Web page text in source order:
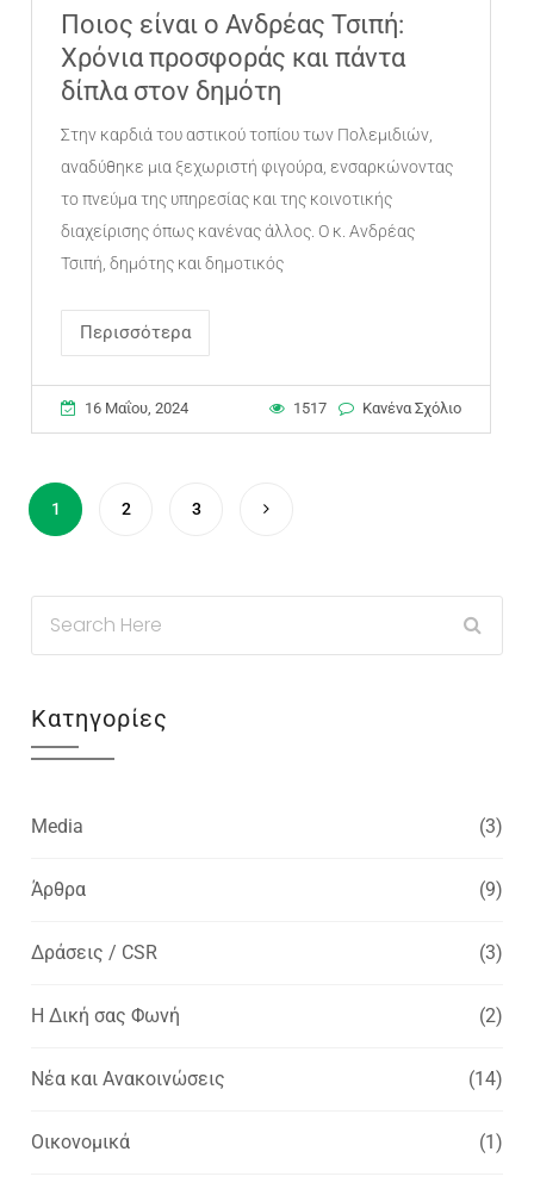
Ποιος είναι ο Ανδρέας Τσιπή:
Χρόνια προσφοράς και πάντα
δίπλα στον δημότη
Στην καρδιά του αστικού τοπίου των Πολεμιδιών,
αναδύθηκε μια ξεχωριστή φιγούρα, ενσαρκώνοντας
το πνεύμα της υπηρεσίας και της κοινοτικής
διαχείρισης όπως κανένας άλλος. Ο κ. Ανδρέας
Τσιπή, δημότης και δημοτικός
Περισσότερα
16 Μαΐου, 2024 1517 Κανένα Σχόλιο
1 2 3
Κατηγορίες
Media (3)
Άρθρα (9)
Δράσεις / CSR (3)
Η Δική σας Φωνή (2)
Νέα και Ανακοινώσεις (14)
Οικονομικά (1)